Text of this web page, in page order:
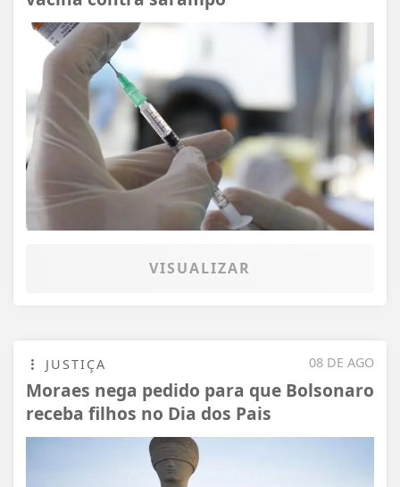
VISUALIZAR
08 DE AGO
JUSTIÇA
Moraes nega pedido para que Bolsonaro
receba filhos no Dia dos Pais